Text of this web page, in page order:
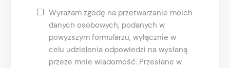
Wyrażam zgodę na przetwarzanie moich
danych osobowych, podanych w
powyższym formularzu, wyłącznie w
celu udzielenia odpowiedzi na wysłaną
przeze mnie wiadomość. Przesłane w